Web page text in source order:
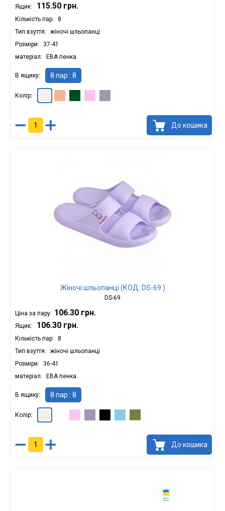
Ящик: 115.50 грн.
Кількість пар
8
Тип взуття
жіночі шльопанці
Розміри
37-41
матеріал
ЕВА пенка.
В ящику 8 пар : 8
Колір
До кошика
Жіночі шльопанці (КОД: DS-69 )
DS-69
Ціна за пару: 106.30 грн.
Ящик: 106.30 грн.
Кількість пар
8
Тип взуття
жіночі шльопанці
Розміри
36-41
матеріал
ЕВА пенка.
В ящику 8 пар : 8
Колір
До кошика